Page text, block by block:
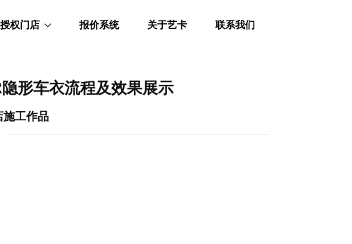
授权门店 报价系统 关于艺卡 联系我们
形车衣流程及效果展示
施工作品